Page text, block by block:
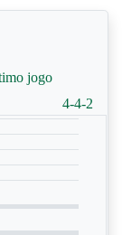
jogo
4-4-2